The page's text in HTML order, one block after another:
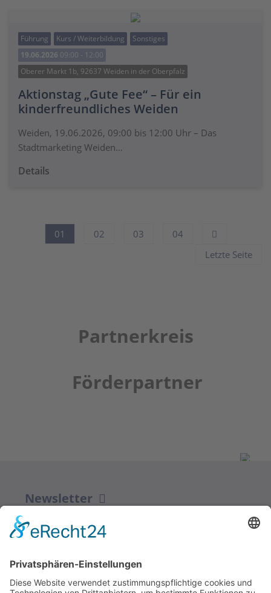
Führung Kurs / Weiterbildung
Sonstiges
19.06.2026 09:00 - 12:00
Oberer Markt 1b, 92637 Weiden in der Oberpfalz
Aktionstag „Gute Fee“ – Für ein
kinderfreundliches Weiden
Weiden, 19.06.2026, 09:00 bis 12:00 Uhr – Das
Stadtmarketing Weiden…
Details
01 02 03
04
Letzte Seite
Partnerkreis
Förderpartner
Newsletter
ZUR ANMELDUNG
Redaktion bbkult.net